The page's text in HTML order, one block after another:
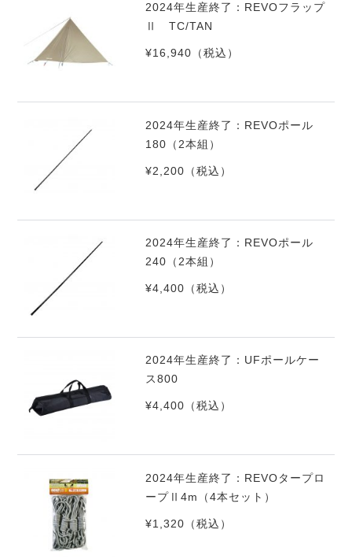
2024年生産終了：REVOフラップ
Ⅱ TC/TAN
¥16,940 （税込）
2024年生産終了：REVOポール
180（2本組）
¥2,200 （税込）
2024年生産終了：REVOポール
240（2本組）
¥4,400 （税込）
2024年生産終了：UFポールケー
ス800
¥4,400 （税込）
2024年生産終了：REVOタープロ
ープⅡ4m（4本セット）
¥1,320 （税込）